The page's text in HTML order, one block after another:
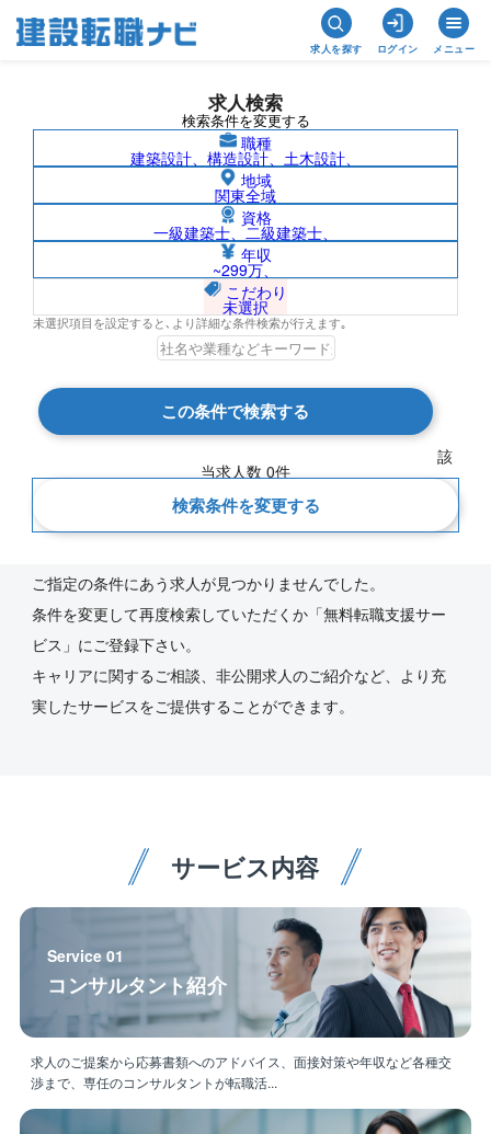
求人を探す ログイン メニュー
求人検索
検索条件を変更する
職種
建築設計、構造設計、土木設計、
地域
関東全域
資格
一級建築士、二級建築士、
年収
~299万、
こだわり
未選択
未選択項目を設定すると､より詳細な条件検索が行えます｡
この条件で検索する
該
当求人数 0件
検索条件を変更する
徳島県/株式会社日商エステムの求人検索
結果一覧
新着順
ご指定の条件にあう求人が見つかりませんでした。
条件を変更して再度検索していただくか「無料転職支援サー
ビス」にご登録下さい。
キャリアに関するご相談、非公開求人のご紹介など、より充
実したサービスをご提供することができます。
サービス内容
Service 01
コンサルタント紹介
求人のご提案から応募書類へのアドバイス、面接対策や年収など各種交
渉まで、専任のコンサルタントが転職活...